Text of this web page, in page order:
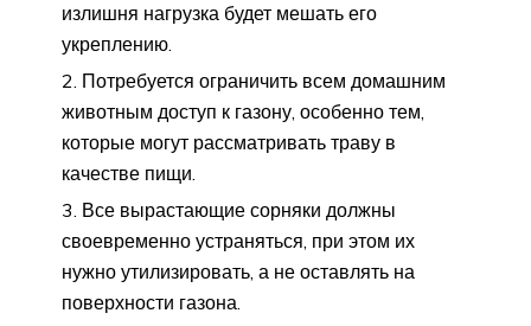
излишня нагрузка будет мешать его
укреплению.
Потребуется ограничить всем домашним
животным доступ к газону, особенно тем,
которые могут рассматривать траву в
качестве пищи.
Все вырастающие сорняки должны
своевременно устраняться, при этом их
нужно утилизировать, а не оставлять на
поверхности газона.